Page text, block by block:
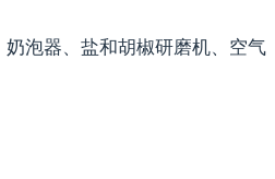
泡器、盐和胡椒研磨机、空气